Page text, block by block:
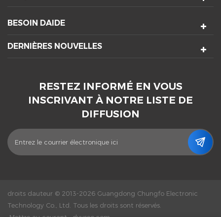
BESOIN DAIDE
DERNIÈRES NOUVELLES
RESTEZ INFORMÉ EN VOUS
INSCRIVANT À NOTRE LISTE DE
DIFFUSION
droits dauteur © 2013-2026 Guangdong Chungfo Electronic
Technology Co., Ltd. Tous les droits sont réservés.